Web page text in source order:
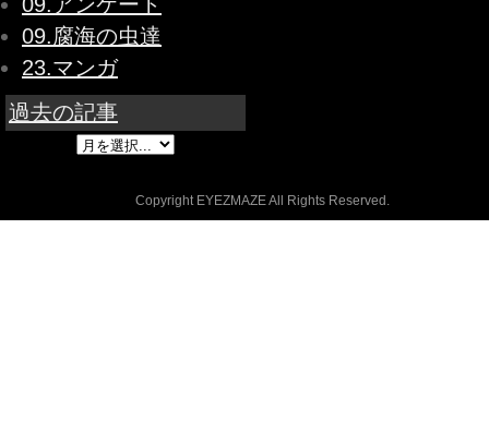
09.腐海の虫達
23.マンガ
過去の記事
Copyright EYEZMAZE All Rights Reserved.